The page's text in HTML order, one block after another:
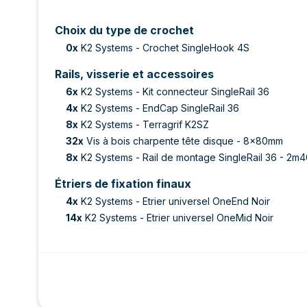
Choix du type de crochet
0x K2 Systems - Crochet SingleHook 4S
Rails, visserie et accessoires
6x K2 Systems - Kit connecteur SingleRail 36
4x K2 Systems - EndCap SingleRail 36
8x K2 Systems - Terragrif K2SZ
32x Vis à bois charpente tête disque - 8x80mm
8x K2 Systems - Rail de montage SingleRail 36 -
Étriers de fixation finaux
4x K2 Systems - Etrier universel OneEnd Noir
14x K2 Systems - Etrier universel OneMid Noir